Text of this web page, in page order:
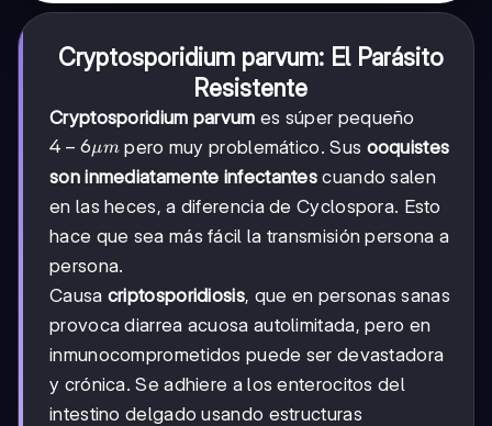
Cryptosporidium parvum: El Parásito
Resistente
Cryptosporidium parvum es súper pequeño
4-
6
μm
4 − 6μm pero muy problemático. Sus ooquistes
son inmediatamente infectantes cuando salen
en las heces, a diferencia de Cyclospora. Esto
hace que sea más fácil la transmisión persona a
persona.
Causa criptosporidiosis, que en personas sanas
provoca diarrea acuosa autolimitada, pero en
inmunocomprometidos puede ser devastadora
y crónica. Se adhiere a los enterocitos del
intestino delgado usando estructuras